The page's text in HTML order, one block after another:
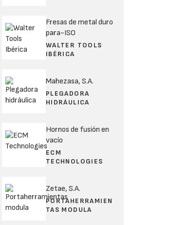
Fresas de metal duro
para-ISO
WALTER TOOLS
IBÉRICA
Mahezasa, S.A.
PLEGADORA
HIDRÁULICA
Hornos de fusión en
vacío
ECM
TECHNOLOGIES
Zetae, S.A.
PORTAHERRAMIEN
TAS MODULA